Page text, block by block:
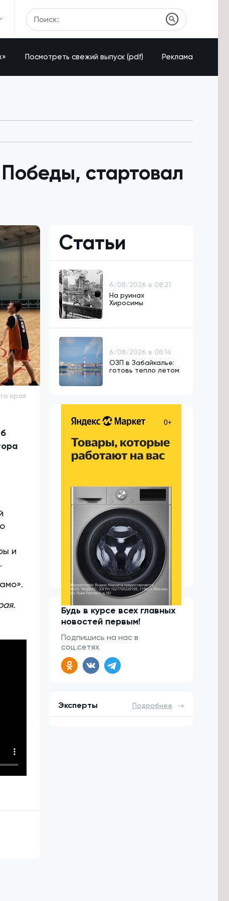
Посмотреть свежий выпуск (pdf) Реклама
стартовал
края
и
Статьи
6/08/2026 в 08:21
На руинах
Хиросимы
6/08/2026 в 08:14
ОЗП в Забайкалье:
готовь тепло летом
Будь в курсе всех главных
новостей первым!
Подпишись на нас в
соц.сетях
Эксперты Подробнее